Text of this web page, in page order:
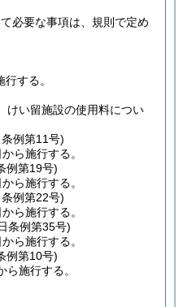
必要な事項は、規則で定め
する。
けい留施設の使用料につい
条例第11号)
ら施行する。
例第19号)
ら施行する。
条例第22号)
ら施行する。
条例第35号)
ら施行する。
例第10号)
施行する。